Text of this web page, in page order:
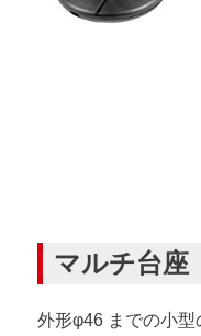
マルチ台座
外形φ46 までの小型